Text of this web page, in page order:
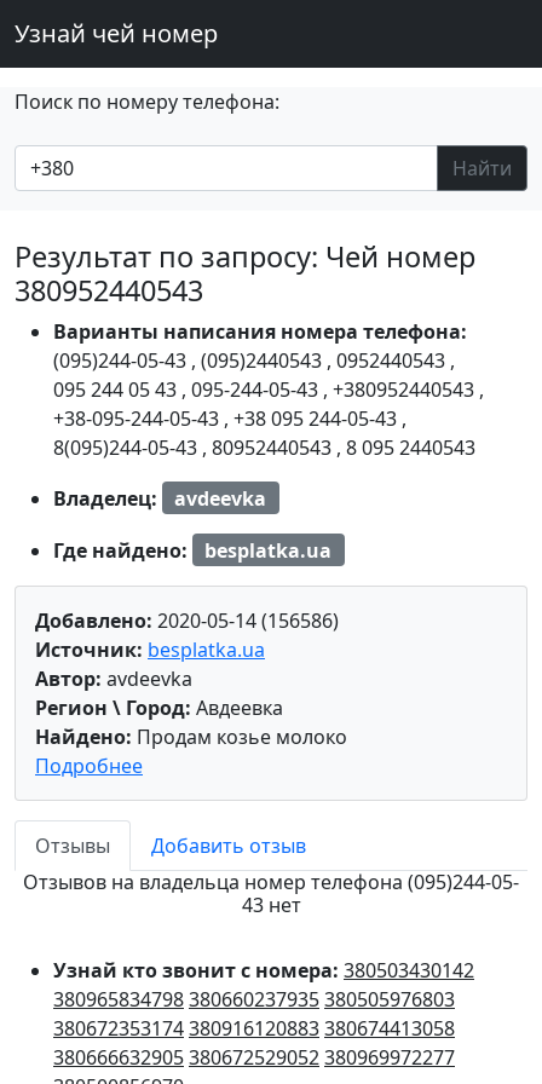
Узнай чей номер
Поиск по номеру телефона:
Найти
Результат по запросу: Чей номер
380952440543
Варианты написания номера телефона:
(095)244-05-43 , (095)2440543 , 0952440543 ,
095 244 05 43 , 095-244-05-43 , +380952440543 ,
+38-095-244-05-43 , +38 095 244-05-43 ,
8(095)244-05-43 , 80952440543 , 8 095 2440543
Владелец:
avdeevka
Где найдено:
besplatka.ua
Добавлено: 2020-05-14 (156586)
Источник: besplatka.ua
Автор: avdeevka
Регион \ Город: Авдеевка
Найдено: Продам козье молоко
Подробнее
Отзывы
Добавить отзыв
Отзывов на владельца номер телефона (095)244-05-
43 нет
Узнай кто звонит с номера: 380503430142
380965834798380660237935380505976803
380672353174380916120883380674413058
380666632905380672529052380969972277